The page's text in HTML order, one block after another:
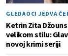
GLEDAOCI JEDVA
Ketrin Zita Džouns
velikom stilu:
novoj krimi seriji